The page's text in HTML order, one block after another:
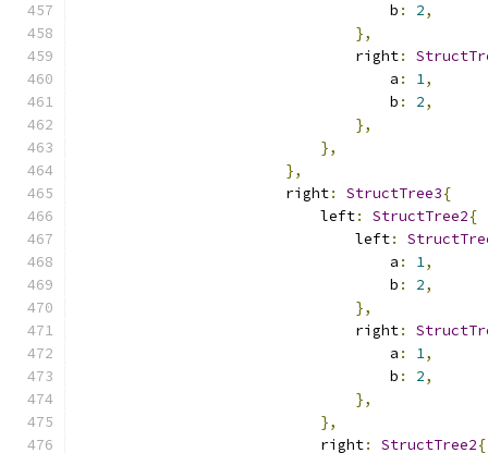
                                    b
: 2,
},
                                right
:
                                    a
: 1,
                                    b
: 2,
},
},
},
                        right
: StructTree3{
                            left
: StructTree2{
                                left
:
                                    a
: 1,
                                    b
: 2,
},
                                right
:
                                    a
: 1,
                                    b
: 2,
},
},
                            right
: StructTree2{